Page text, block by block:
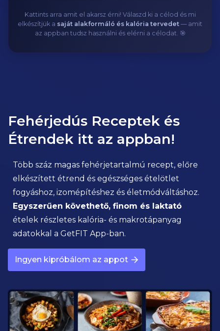
Kattints arra amit el akarsz érni! Válaszd ki a célod és mi
elkészítjük a saját alakformáló és kalória tervedet — amit
az appban tudsz használni és elérni a célodat. 🎯
Fehérjedús Receptek és
Étrendek itt az appban!
Több száz magas fehérjetartalmú recept, előre
elkészített étrend és egészséges ételötlet
fogyáshoz, izomépítéshez és életmódváltáshoz.
Egyszerűen követhető, finom és laktató
ételek részletes kalória- és makrotápanyag
adatokkal a GetFIT App-ban.
Ingyen kipróbálom az appot